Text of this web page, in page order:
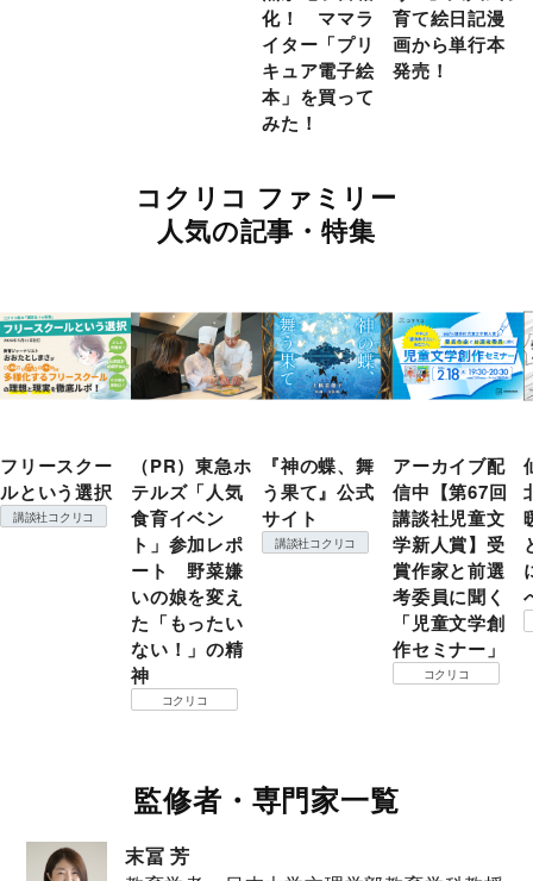
化！ ママラ
イター「プリ
キュア電子絵
本」を買って
みた！
育て絵日記漫
画から単行本
発売！
コクリコ ファミリー
人気の記事・特集
フリースクー
ルという選択
講談社コクリコ
（PR）東急ホ
テルズ「人気
食育イベン
ト」参加レポ
ート 野菜嫌
いの娘を変え
た「もったい
ない！」の精
神
コクリコ
『神の蝶、舞
う果て』公式
サイト
講談社コクリコ
アーカイブ配
信中【第67回
講談社児童文
学新人賞】受
賞作家と前選
考委員に聞く
「児童文学創
作セミナー」
コクリコ
監修者・専門家一覧
末冨 芳